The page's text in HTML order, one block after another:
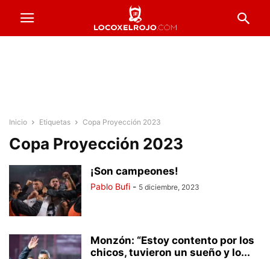
Inicio Etiquetas Copa Proyección 2023
Copa Proyección 2023
¡Son campeones!
Pablo Bufi - 5 diciembre, 2023
Monzón: “Estoy contento por los
chicos, tuvieron un sueño y lo...